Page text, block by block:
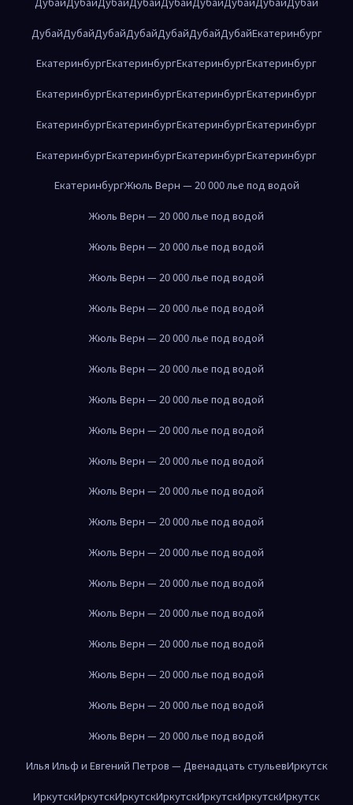
ДубайДубайДубайДубайДубайДубайДубайЕкатеринбург
ЕкатеринбургЕкатеринбургЕкатеринбургЕкатеринбург
ЕкатеринбургЕкатеринбургЕкатеринбургЕкатеринбург
ЕкатеринбургЕкатеринбургЕкатеринбургЕкатеринбург
ЕкатеринбургЕкатеринбургЕкатеринбургЕкатеринбург
ЕкатеринбургЖюль Верн — 20 000 лье под водой
Жюль Верн — 20 000 лье под водой
Жюль Верн — 20 000 лье под водой
Жюль Верн — 20 000 лье под водой
Жюль Верн — 20 000 лье под водой
Жюль Верн — 20 000 лье под водой
Жюль Верн — 20 000 лье под водой
Жюль Верн — 20 000 лье под водой
Жюль Верн — 20 000 лье под водой
Жюль Верн — 20 000 лье под водой
Жюль Верн — 20 000 лье под водой
Жюль Верн — 20 000 лье под водой
Жюль Верн — 20 000 лье под водой
Жюль Верн — 20 000 лье под водой
Жюль Верн — 20 000 лье под водой
Жюль Верн — 20 000 лье под водой
Жюль Верн — 20 000 лье под водой
Жюль Верн — 20 000 лье под водой
Жюль Верн — 20 000 лье под водой
Илья Ильф и Евгений Петров — Двенадцать стульевИркутск
ИркутскИркутскИркутскИркутскИркутскИркутскИркутск